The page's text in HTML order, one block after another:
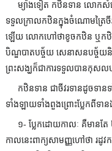
ម្យ៉ាងទៀត កឋិនទាន លោកសំដ
ទទួលក្រាលកឋិនក្នុងចំណោមត្រៃ
ឡើយ លោកហៅថាខូចកឋិន ឬកឋិនត្ថា
បិណ្ឌបាតបច្ច័យ សេនាសនបច្ច័យ
ព្រះសង្ឃក៏ជាការទទួលបានកុសលប
កឋិនទាន ជាចីវរទានដូចទាន
ទាំងឡាយទាំងពួងព្រោះប្លែកពីទា
១- ប្លែកដោយកាលៈ គឺមានត
កាលនេះពាក្យសាមញ្ញហៅថា រដូវ